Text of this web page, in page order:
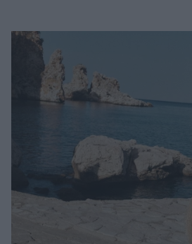
Μαλλιά - Νύχια
Μακιγιάζ
Beauty News
Well being
Υγεία + Διατροφή
Σχέσεις & Σεξ